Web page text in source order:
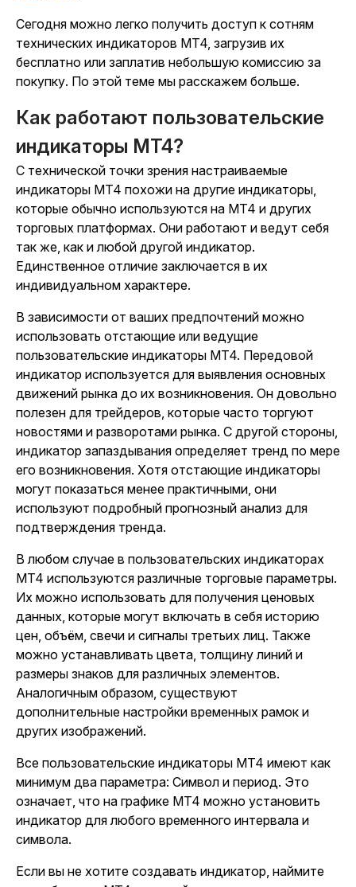
Сегодня можно легко получить доступ к сотням
технических индикаторов MT4, загрузив их
бесплатно или заплатив небольшую комиссию за
покупку. По этой теме мы расскажем больше.
Как работают пользовательские
индикаторы MT4?
С технической точки зрения настраиваемые
индикаторы MT4 похожи на другие индикаторы,
которые обычно используются на MT4 и других
торговых платформах. Они работают и ведут себя
так же, как и любой другой индикатор.
Единственное отличие заключается в их
индивидуальном характере.
В зависимости от ваших предпочтений можно
использовать отстающие или ведущие
пользовательские индикаторы MT4. Передовой
индикатор используется для выявления основных
движений рынка до их возникновения. Он довольно
полезен для трейдеров, которые часто торгуют
новостями и разворотами рынка. С другой стороны,
индикатор запаздывания определяет тренд по мере
его возникновения. Хотя отстающие индикаторы
могут показаться менее практичными, они
используют подробный прогнозный анализ для
подтверждения тренда.
В любом случае в пользовательских индикаторах
MT4 используются различные торговые параметры.
Их можно использовать для получения ценовых
данных, которые могут включать в себя историю
цен, объём, свечи и сигналы третьих лиц. Также
можно устанавливать цвета, толщину линий и
размеры знаков для различных элементов.
Аналогичным образом, существуют
дополнительные настройки временных рамок и
других изображений.
Все пользовательские индикаторы MT4 имеют как
минимум два параметра: Символ и период. Это
означает, что на графике MT4 можно установить
индикатор для любого временного интервала и
символа.
Если вы не хотите создавать индикатор, наймите